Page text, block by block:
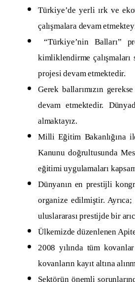
Türkiye’de yerli ırk ve
çalışmalara devam
“Türkiye’nin Balları”
kimliklendirme çalışmaları
projesi devam etmektedir.
Gerek ballarımızın
devam etmektedir.
almaktayız.
Milli Eğitim Bakanlığına
Kanunu doğrultusunda
eğitimi uygulamaları
Dünyanın en prestijli
organize edilmiştir.
uluslararası prestijde bir
Ülkemizde düzenlenen
2008 yılında tüm
kovanların kayıt altına
Sektörün önemli